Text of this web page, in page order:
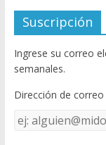
e
b
o
o
k
itt
er
u
e
Suscripción
Ingrese su correo
semanales.
Dirección de correo
Dirección
de